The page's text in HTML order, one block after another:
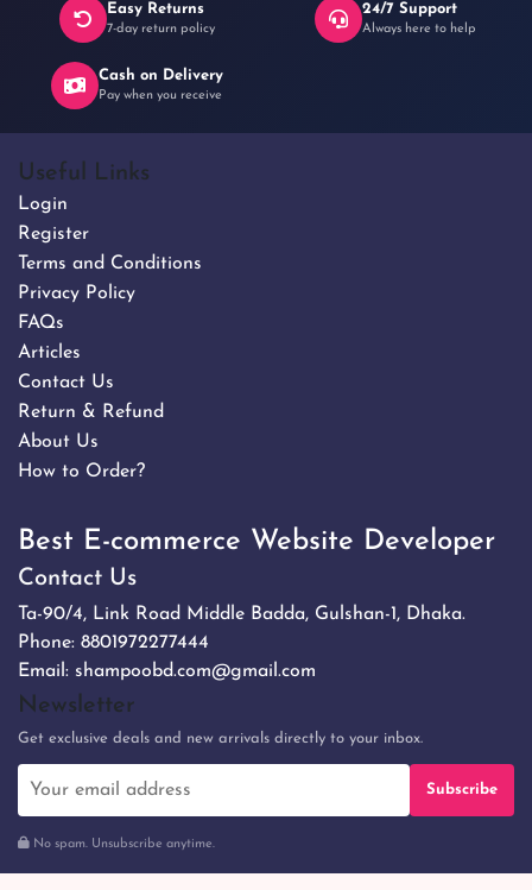
৳ 180 Easy Returns
7-day return policy
24/7 Support
Always here to help
Cash on Delivery
Pay when you receive
Useful Links
Login
Register
Terms and Conditions
Privacy Policy
FAQs
Articles
Contact Us
Return & Refund
About Us
How to Order?
Best E-commerce Website Developer
Contact Us
Ta-90/4, Link Road Middle Badda, Gulshan-1, Dhaka.
Phone: 8801972277444
Email: shampoobd.com@gmail.com
Newsletter
Get exclusive deals and new arrivals directly to your inbox.
Subscribe
No spam. Unsubscribe anytime.